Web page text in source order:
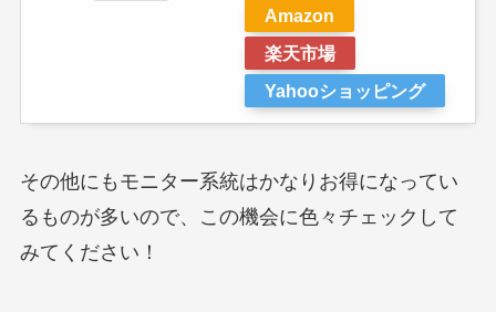
Amazon
楽天市場
Yahooショッピング
その他にもモニター系統はかなりお得になってい
るものが多いので、この機会に色々チェックして
みてください！